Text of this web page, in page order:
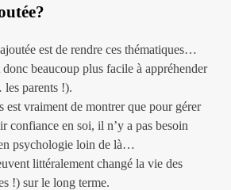
est de rendre ces thématiques…
beaucoup plus facile à appréhender
parents !).
est vraiment de montrer que pour gérer
confiance en soi, il n’y a pas besoin
psychologie loin de là…
littéralement changé la vie des
!) sur le long terme.